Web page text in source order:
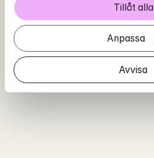
Tillåt alla
Anpassa
Avvisa